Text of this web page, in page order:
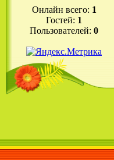
Онлайн всего: 1
Гостей: 1
Пользователей: 0